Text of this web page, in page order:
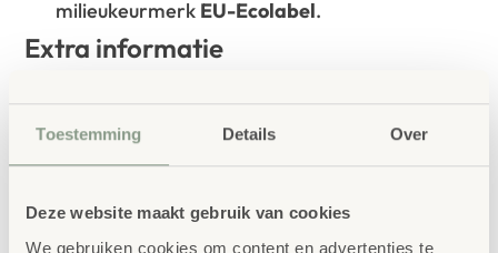
Toestemming Details Over
Deze website maakt gebruik van cookies
We gebruiken cookies om content en advertenties te
milieukeurmerk EU-Ecolabel.
Extra informatie